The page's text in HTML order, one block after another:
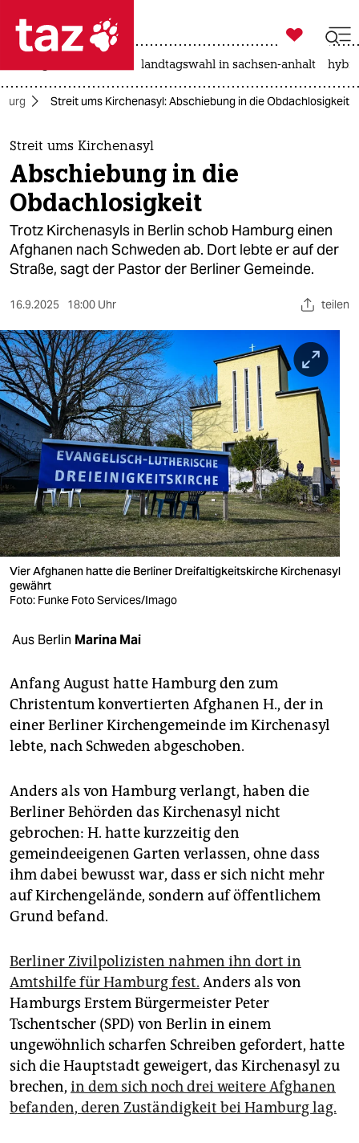
 taz zahl ich
taz zahl ich
themen
politik
öko
gesellschaft
sport
berlin
nord
wahrheit
verlag
verlag
veranstaltungen
shop
fragen & hilfe
genossenschaft
epaper login

taz zahl ich
landtagswahl in sachsen-anhalt
Streit ums Kirchenasyl: Abschiebung in die Obdachlosigkeit
Streit ums Kirchenasyl
Abschiebung in die
Obdachlosigkeit
Trotz Kirchenasyls in Berlin schob Hamburg einen
Afghanen nach Schweden ab. Dort lebte er auf der
Straße, sagt der Pastor der Berliner Gemeinde.
16.9.2025 18:00 Uhr teilen
Vier Afghanen hatte die Berliner Dreifaltigkeitskirche Kirchenasyl
gewährt
Foto: Funke Foto Services/Imago
Aus Berlin Marina Mai
Anfang August hatte Hamburg den zum
Christentum konvertierten Afghanen H., der in
einer Berliner Kirchengemeinde im Kirchenasyl
lebte, nach Schweden abgeschoben.
Anders als von Hamburg verlangt, haben die
Berliner Behörden das Kirchenasyl nicht
gebrochen: H. hatte kurzzeitig den
gemeindeeigenen Garten verlassen, ohne dass
ihm dabei bewusst war, dass er sich nicht mehr
auf Kirchengelände, sondern auf öffentlichem
Grund befand.
Berliner Zivilpolizisten nahmen ihn dort in
Amtshilfe für Hamburg fest. Anders als von
Hamburgs Erstem Bürgermeister Peter
Tschentscher (SPD) von Berlin in einem
ungewöhnlich scharfen Schreiben gefordert, hatte
sich die Hauptstadt geweigert, das Kirchenasyl zu
brechen, in dem sich noch drei weitere Afghanen
befanden, deren Zuständigkeit bei Hamburg lag.